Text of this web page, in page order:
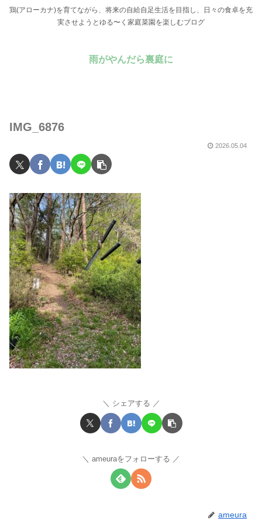
鶏(アローカナ)を育てながら、将来の自給自足生活を目指し、日々の食卓を充
実させようとゆる〜く家庭菜園を楽しむブログ
雨がやんだら裏庭に
IMG_6876
2026.05.04
シェアする
ameuraをフォローする
ameura